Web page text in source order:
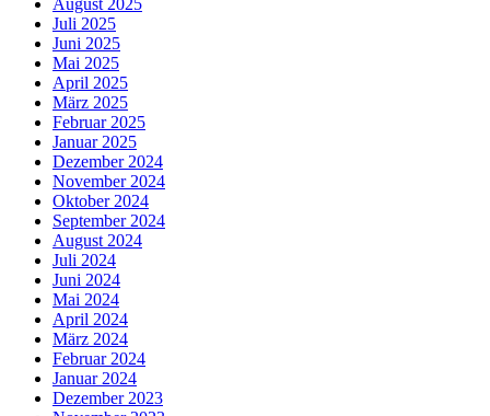
Juli 2025
Juni 2025
Mai 2025
April 2025
März 2025
Februar 2025
Januar 2025
Dezember 2024
November 2024
Oktober 2024
September 2024
August 2024
Juli 2024
Juni 2024
Mai 2024
April 2024
März 2024
Februar 2024
Januar 2024
Dezember 2023